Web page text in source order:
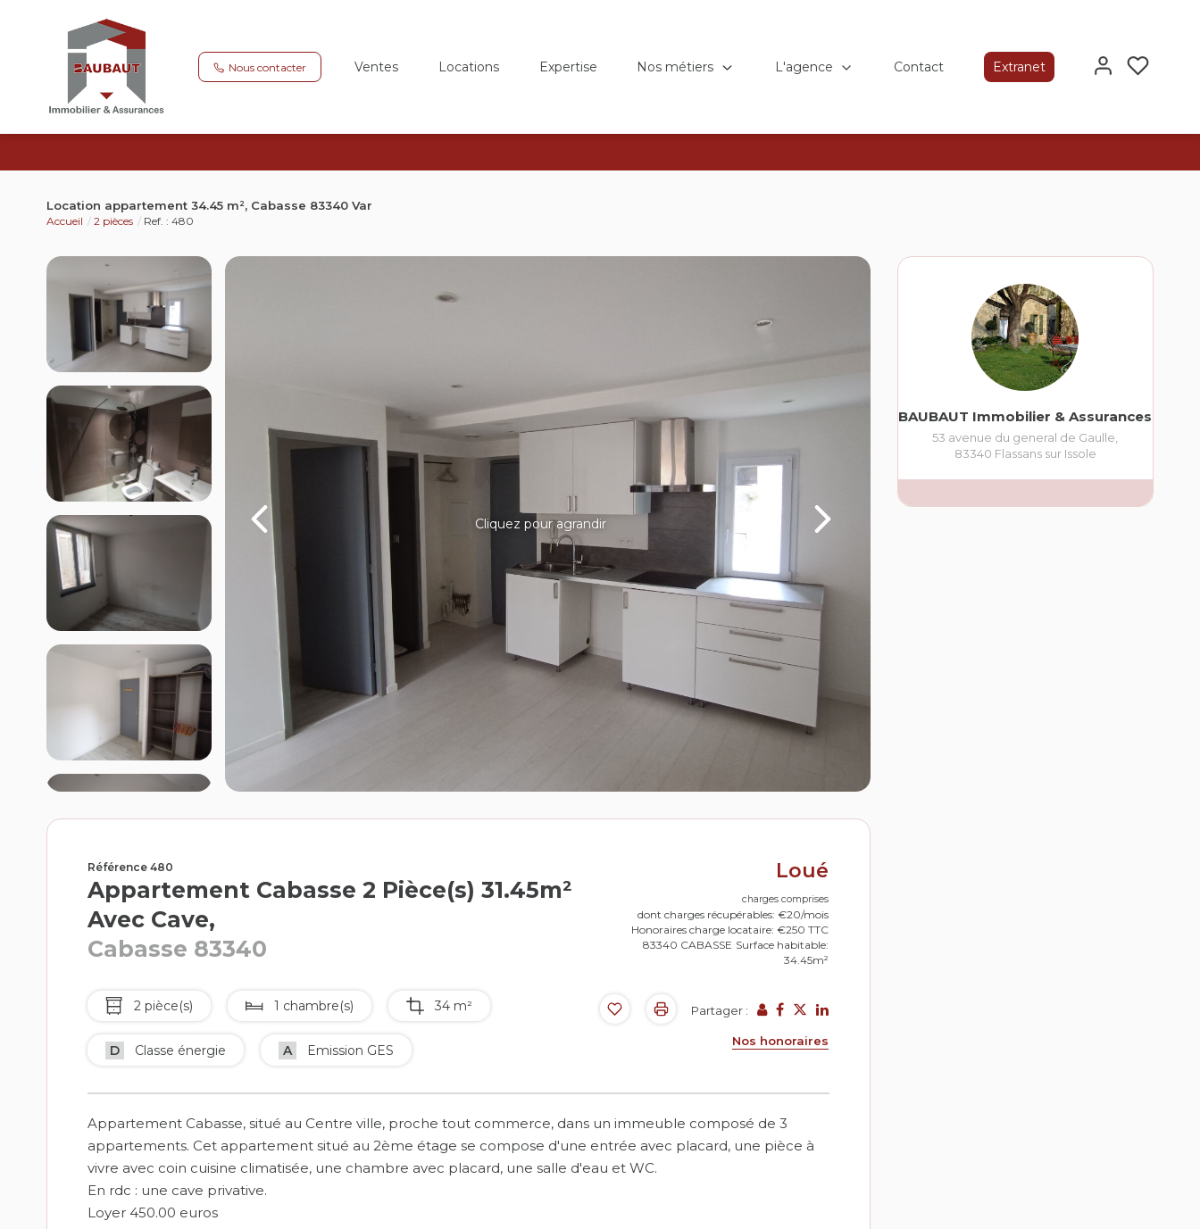
Nous contacter Ventes Locations Expertise Nos métiers L'agence Contact Extranet
Location appartement 34.45 m², Cabasse 83340 Var
Accueil 2 pièces Ref. : 480
Cliquez pour agrandir
Référence 480
Appartement Cabasse 2 Pièce(s) 31.45m²
Avec Cave,
Cabasse 83340
2 pièce(s) 1 chambre(s) 34 m²
D Classe énergie A Emission GES
Loué
charges comprises
dont charges récupérables: €20/mois
Honoraires charge locataire: €250 TTC
83340 CABASSE Surface habitable:
34.45m²
Partager :
Nos honoraires
Appartement Cabasse, situé au Centre ville, proche tout commerce, dans un immeuble composé de 3
appartements. Cet appartement situé au 2ème étage se compose d'une entrée avec placard, une pièce à
vivre avec coin cuisine climatisée, une chambre avec placard, une salle d'eau et WC.
En rdc : une cave privative.
Loyer 450.00 euros
BAUBAUT Immobilier & Assurances
53 avenue du general de Gaulle
83340 Flassans sur Issole